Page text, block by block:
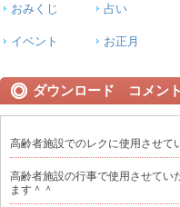
おみくじ 占い
イベント
お正月
ダウンロード コメント
高齢者施設でのレクに使用させて
高齢者施設の行事で使用させてい
ます＾＾